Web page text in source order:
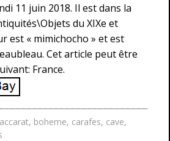
11 juin 2018. Il est dans la
du XIXe et
est « mimichocho » et est
Cet article peut être
France.
, boheme, carafes, cave,